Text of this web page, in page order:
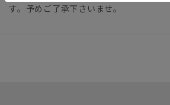
す。予めご了承下さいませ。